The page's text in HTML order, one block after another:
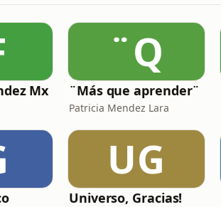
Mx
¨Q
¨Más que aprender¨
Patricia Mendez Lara
UG
Universo, Gracias!